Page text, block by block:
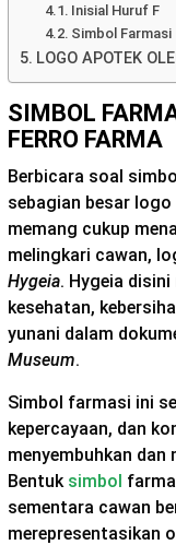
Inisial Huruf F
Simbol Farmasi
LOGO APOTEK
SIMBOL
FERRO FARMA
Berbicara soal
sebagian besar
memang cukup
melingkari cawan,
Hygeia. Hygeia
kesehatan,
yunani dalam
Museum.
Simbol farmasi ini
kepercayaan, dan
menyembuhkan
Bentuk simbol
sementara cawan
merepresentasikan